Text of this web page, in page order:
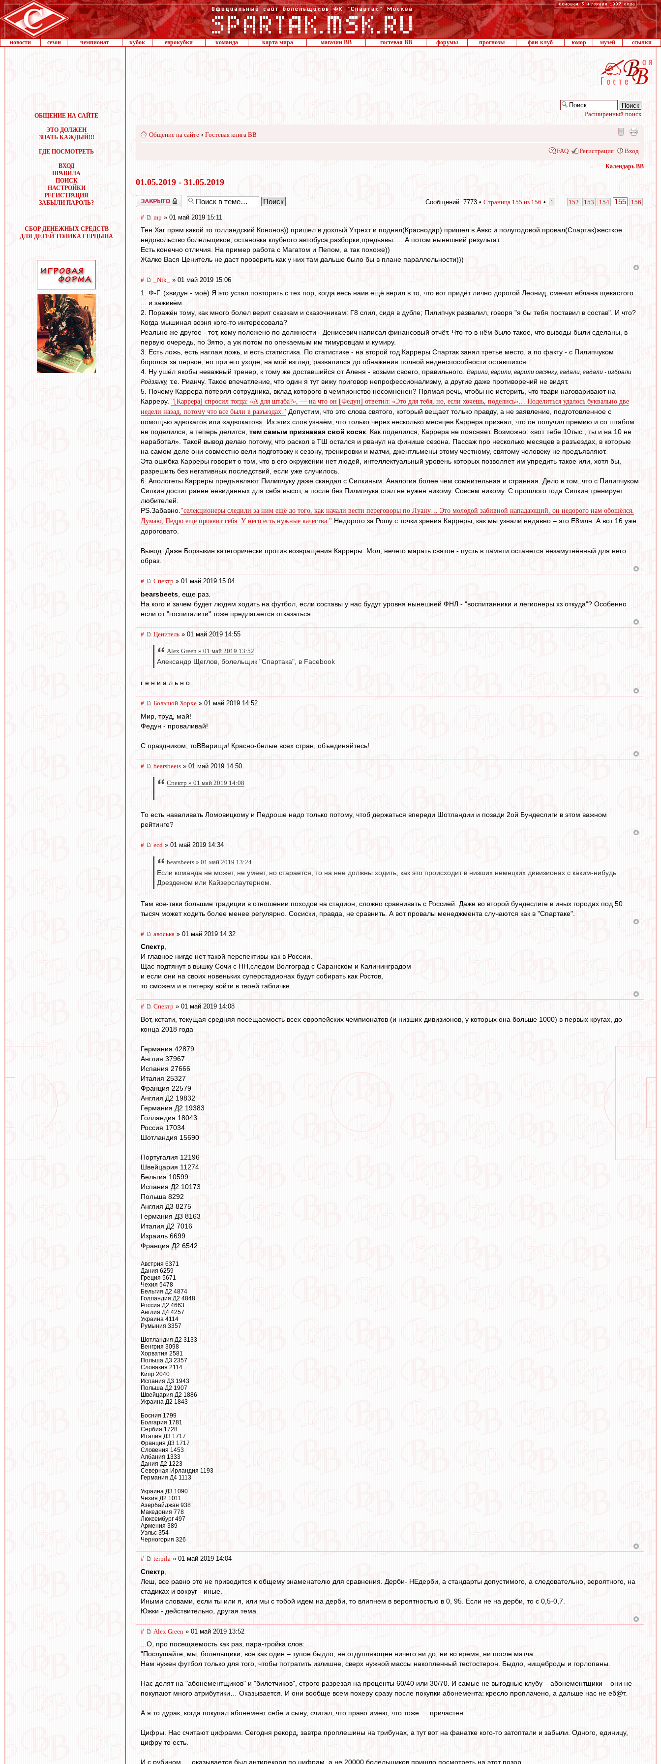
новости сезон чемпионат кубок еврокубки команда карта мира магазин ВВ гостевая ВВ форумы прогнозы фан-клуб юмор музей ссылки
ОБЩЕНИЕ НА САЙТЕ
ЭТО ДОЛЖЕН
ЗНАТЬ КАЖДЫЙ!!!
ГДЕ ПОСМОТРЕТЬ
ВХОД
ПРАВИЛА
ПОИСК
НАСТРОЙКИ
РЕГИСТРАЦИЯ
ЗАБЫЛИ ПАРОЛЬ?
СБОР ДЕНЕЖНЫХ СРЕДСТВ
ДЛЯ ДЕТЕЙ ТОЛИКА ГЕРЦЫНА
Расширенный поиск
Общение на сайте ‹ Гостевая книга ВВ
FAQ Регистрация Вход
Календарь ВВ
01.05.2019 - 31.05.2019
Закрыто Сообщений: 7773 • Страница 155 из 156 • 1 152 153 154 155 156
# mp » 01 май 2019 15:11
Тен Хаг прям какой то голландский Кононов)) пришел в дохлый Утрехт и поднял(Краснодар) пришел в Аякс и полугодовой провал(Спартак)жесткое
недовольство болельщиков, остановка клубного автобуса,разборки,предьявы..... А потом нынешний результат.
Есть конечно отличия. На пример работа с Магатом и Пепом, а так похоже))
Жалко Вася Ценитель не даст проверить как у них там дальше было бы в плане параллельности)))
# _Nik_ » 01 май 2019 15:06
1. Ф-Г. (хвидун - моё) Я это устал повторять с тех пор, когда весь наив ещё верил в то, что вот придёт лично дорогой Леонид, сменит еблана щекастого
... и заживём.
2. Поражён тому, как много болел верит сказкам и сказочникам: Г8 слил, сидя в дубле; Пилипчук развалил, говоря "я бы тебя поставил в состав". И что?
Когда мышиная возня кого-то интересовала?
Реально же другое - тот, кому положено по должности - Денисевич написал финансовый отчёт. Что-то в нём было такое, что выводы были сделаны, в
первую очередь, по Зятю, а уж потом по опекаемым им тимуровцам и кумиру.
3. Есть ложь, есть наглая ложь, и есть статистика. По статистике - на второй год Карреры Спартак занял третье место, а по факту - с Пилипчуком
боролся за первое, но при его уходе, на мой взгляд, развалился до обнажения полной недееспособности оставшихся.
4. Ну ушёл якобы неважный тренер, к тому же доставшийся от Аленя - возьми своего, правильного. Варили, варили, варили овсянку, гадали, гадали - избрали
Родзянку, т.е. Рианчу. Такое впечатление, что один я тут вижу приговор непрофессионализму, а другие даже противоречий не видят.
5. Почему Каррера потерял сотрудника, вклад которого в чемпионство несомненен? Прямая речь, чтобы не истерить, что твари наговаривают на
Карреру. "[Каррера] спросил тогда: «А для штаба?», — на что он [Федун] ответил: «Это для тебя, но, если хочешь, поделись»… Поделиться удалось буквально две
недели назад, потому что все были в разъездах." Допустим, что это слова святого, который вещает только правду, а не заявление, подготовленное с
помощью адвокатов или «адвокатов». Из этих слов узнаём, что только через несколько месяцев Каррера признал, что он получил премию и со штабом
не поделился, а теперь делится, тем самым признавая свой косяк . Как поделился, Каррера не поясняет. Возможно: «вот тебе 10тыс., ты и на 10 не
наработал». Такой вывод делаю потому, что раскол в ТШ остался и рванул на финише сезона. Пассаж про несколько месяцев в разъездах, в которые
на самом деле они совместно вели подготовку к сезону, тренировки и матчи, джентльмены этому честному, святому человеку не предъявляют.
Эта ошибка Карреры говорит о том, что в его окружении нет людей, интеллектуальный уровень которых позволяет им упредить такое или, хотя бы,
разрешить без негативных последствий, если уже случилось.
6. Апологеты Карреры предъявляют Пилипчуку даже скандал с Силкиным. Аналогия более чем сомнительная и странная. Дело в том, что с Пилипчуком
Силкин достиг ранее невиданных для себя высот, а после без Пилипчука стал не нужен никому. Совсем никому. С прошлого года Силкин тренирует
любителей.
PS.Забавно. "селекционеры следили за ним ещё до того, как начали вести переговоры по Луану… Это молодой забивной нападающий, он недорого нам обошёлся.
Думаю, Педро ещё проявит себя. У него есть нужные качества." Недорого за Рошу с точки зрения Карреры, как мы узнали недавно – это E8млн. А вот 16 уже
дороговато.
Вывод. Даже Борзыкин категорически против возвращения Карреры. Мол, нечего марать святое - пусть в памяти останется незамутнённый для него
образ.
# Спектр » 01 май 2019 15:04
bearsbeets , еще раз.
На кого и зачем будет людям ходить на футбол, если составы у нас будут уровня нынешней ФНЛ - "воспитанники и легионеры хз откуда"? Особенно
если от "госпиталити" тоже предлагается отказаться.
# Ценитель » 01 май 2019 14:55
Alex Green » 01 май 2019 13:52
Александр Щеглов, болельщик "Спартака", в Facebook
г е н и а л ь н о
# Большой Хорхе » 01 май 2019 14:52
Мир, труд, май!
Федун - проваливай!
С праздником, тоВВарищи! Красно-белые всех стран, объединяйтесь!
# bearsbeets » 01 май 2019 14:50
Спектр » 01 май 2019 14:08
То есть наваливать Ломовицкому и Педроше надо только потому, чтоб держаться впереди Шотландии и позади 2ой Бундеслиги в этом важном
рейтинге?
# ecd » 01 май 2019 14:34
bearsbeets » 01 май 2019 13:24
Если команда не может, не умеет, но старается, то на нее должны ходить, как это происходит в низших немецких дивизионах с каким-нибудь
Дрезденом или Кайзерслаутерном.
Там все-таки большие традиции в отношении походов на стадион, сложно сравнивать с Россией. Даже во второй бундеслиге в иных городах под 50
тысяч может ходить более менее регулярно. Сосиски, правда, не сравнить. А вот провалы менеджмента случаются как в "Спартаке".
# авоська » 01 май 2019 14:32
Спектр,
И главное нигде нет такой перспективы как в России.
Щас подтянут в вышку Сочи с НН,следом Волгоград с Саранском и Калининградом
и если они на своих новеньких суперстадионах будут собирать как Ростов,
то сможем и в пятерку войти в твоей табличке.
# Спектр » 01 май 2019 14:08
Вот, кстати, текущая средняя посещаемость всех европейских чемпионатов (и низших дивизионов, у которых она больше 1000) в первых кругах, до
конца 2018 года
Германия 42879
Англия 37967
Испания 27666
Италия 25327
Франция 22579
Англия Д2 19832
Германия Д2 19383
Голландия 18043
Россия 17034
Шотландия 15690
Португалия 12196
Швейцария 11274
Бельгия 10599
Испания Д2 10173
Польша 8292
Англия Д3 8275
Германия Д3 8163
Италия Д2 7016
Израиль 6699
Франция Д2 6542
Австрия 6371
Дания 6259
Греция 5671
Чехия 5478
Бельгия Д2 4874
Голландия Д2 4848
Россия Д2 4663
Англия Д4 4257
Украина 4114
Румыния 3357
Шотландия Д2 3133
Венгрия 3098
Хорватия 2581
Польша Д3 2357
Словакия 2114
Кипр 2040
Испания Д3 1943
Польша Д2 1907
Швейцария Д2 1886
Украина Д2 1843
Босния 1799
Болгария 1781
Сербия 1728
Италия Д3 1717
Франция Д3 1717
Словения 1453
Албания 1333
Дания Д2 1223
Северная Ирландия 1193
Германия Д4 1113
Украина Д3 1090
Чехия Д2 1011
Азербайджан 938
Македония 778
Люксембург 497
Армения 389
Уэльс 354
Черногория 326
# terpila » 01 май 2019 14:04
Спектр
Леш, все равно это не приводится к общему знаменателю для сравнения. Дерби- НЕдерби, а стандарты допустимого, а следовательно, вероятного, на
стадиках и вокруг - иные.
Иными словами, если ты или я, или мы с тобой идем на дерби, то влипнем в вероятностью в 0, 95. Если не на дерби, то с 0,5-0,7.
Южки - действительно, другая тема.
# Alex Green » 01 май 2019 13:52
...О, про посещаемость как раз, пара-тройка слов:
"Послушайте, мы, болельщики, все как один – тупое быдло, не отдупляющее ничего ни до, ни во время, ни после матча.
Нам нужен футбол только для того, чтобы потратить излишне, сверх нужной массы накопленный тестостерон. Быдло, нищеброды и горлопаны.
Нас делят на "абонементщиков" и "билетчиков", строго разрезая на проценты 60/40 или 30/70. И самые не выгодные клубу – абонементщики – они не
покупают много атрибутики… Оказывается. И они вообще всем похеру сразу после покупки абонемента: кресло проплачено, а дальше нас не еб@т.
А я то дурак, когда покупал абонемент себе и сыну, считал, что право имею, что тоже … причастен.
Цифры. Нас считают цифрами. Сегодня рекорд, завтра проплешины на трибунах, а тут вот на фанатке кого-то затоптали и забыли. Одного, единицу,
цифру то есть.
И с рубином … оказывается был антирекорд по цифрам, а не 20000 болельщиков пришло посмотреть на этот позор.